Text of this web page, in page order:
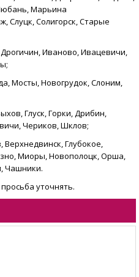
Марьина
Слуцк, Солигорск, Старые
Иваново, Ивацевичи,
Мосты, Новогрудок, Слоним,
Глуск, Горки, Дрибин,
Чериков, Шклов;
Глубокое,
Миоры, Новополоцк, Орша,
Чашники.
уточнять.